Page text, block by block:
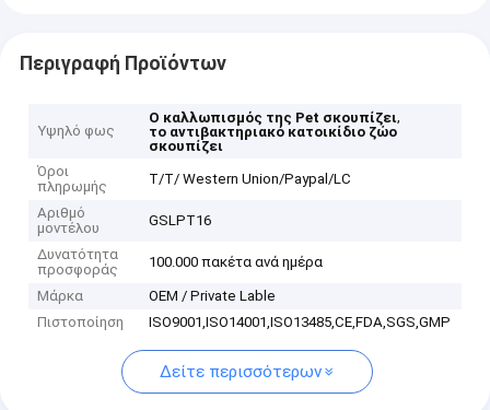
Περιγραφή Προϊόντων
Υψηλό φως
Ο καλλωπισμός της Pet σκουπίζει,
το αντιβακτηριακό κατοικίδιο ζώο
σκουπίζει
Όροι
πληρωμής
T/T/ Western Union/Paypal/LC
Αριθμό
μοντέλου
GSLPT16
Δυνατότητα
προσφοράς
100.000 πακέτα ανά ημέρα
Μάρκα
OEM / Private Lable
Πιστοποίηση
ISO9001,ISO14001,ISO13485,CE,FDA,SGS,GMP
Δείτε περισσότερων